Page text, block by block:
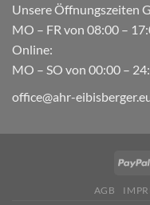
Unsere Öffnungszeiten
MO – FR von 08:00 –
Online:
MO – SO von 00:00 –
office@ahr-
AGB